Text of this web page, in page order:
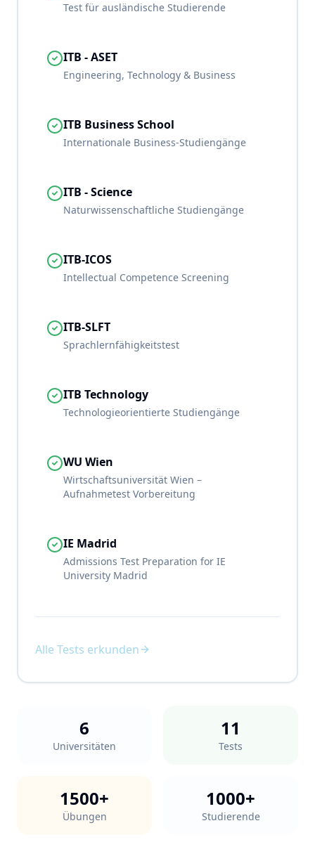
Test für ausländische Studierende
ITB - ASET
Engineering, Technology & Business
ITB Business School
Internationale Business-Studiengänge
ITB - Science
Naturwissenschaftliche Studiengänge
ITB-ICOS
Intellectual Competence Screening
ITB-SLFT
Sprachlernfähigkeitstest
ITB Technology
Technologieorientierte Studiengänge
WU Wien
Wirtschaftsuniversität Wien –
Aufnahmetest Vorbereitung
IE Madrid
Admissions Test Preparation for IE
University Madrid
Alle Tests erkunden
6
Universitäten
11
Tests
1500+
Übungen
1000+
Studierende